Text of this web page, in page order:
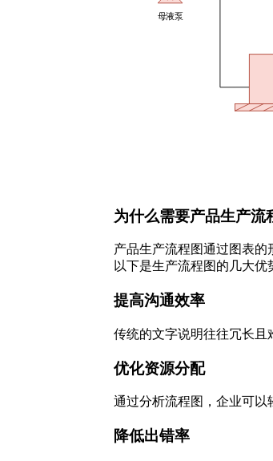
为什么需要产品生产流
产品生产流程图通过图表的
以下是生产流程图的几大优
提高沟通效率
传统的文字说明往往冗长且
优化资源分配
通过分析流程图，企业可以
降低出错率